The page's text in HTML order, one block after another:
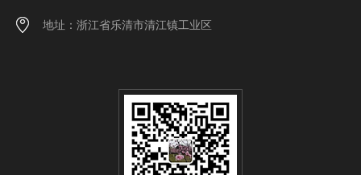
地址：浙江省乐清市清江镇工业区